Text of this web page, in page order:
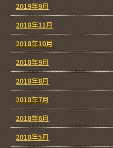
2019年9月
2018年11月
2018年10月
2018年9月
2018年8月
2018年7月
2018年6月
2018年5月